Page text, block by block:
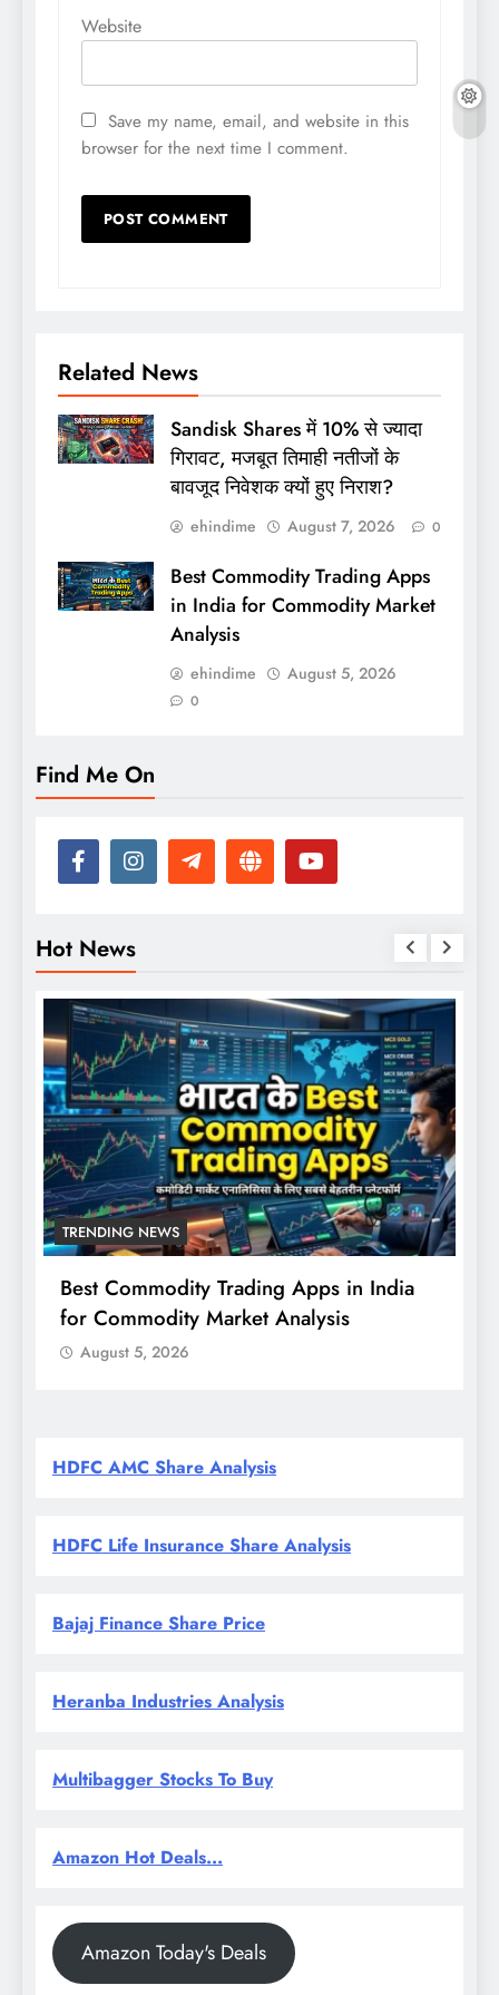
Website
Save my name, email, and website in this
browser for the next time I comment.
Related News
Sandisk Shares में 10% से ज्यादा
गिरावट, मजबूत तिमाही नतीजों के
बावजूद निवेशक क्यों हुए निराश?
ehindime August 7, 2026 0
Best Commodity Trading Apps
in India for Commodity Market
Analysis
ehindime August 5, 2026
0
Find Me On
Hot News
TRENDING NEWS
Best Commodity Trading Apps in India
for Commodity Market Analysis
August 5, 2026
HDFC AMC Share Analysis
HDFC Life Insurance Share Analysis
Bajaj Finance Share Price
Heranba Industries Analysis
Multibagger Stocks To Buy
Amazon Hot Deals...
Amazon Today's Deals